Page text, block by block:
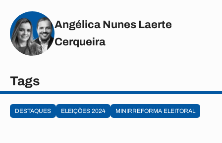
Angélica Nunes Laerte
Cerqueira
Tags
DESTAQUES ELEIÇÕES 2024 MINIRREFORMA ELEITORAL